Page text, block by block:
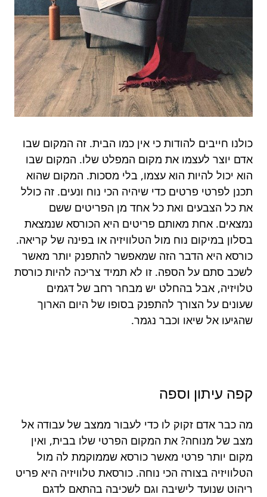
כולנו חייבים להודות כי אין כמו הבית. זה המקום שבו
אדם יוצר לעצמו את מקום המפלט שלו. המקום שבו
הוא יכול להיות הוא עצמו, בלי מסכות. המקום שהוא
תכנן לפרטי פרטים כדי שיהיה הכי נוח ונעים. זה כולל
את כל הצבעים ואת כל אחד מן הפריטים ששם
נמצאים. אחת מאותם פריטים היא הכורסא שנמצאת
בסלון במיקום נוח מול הטלוויזיה או בפינה של קריאה.
כורסא היא הדבר הזה שמאפשר להתפנק יותר מאשר
לשכב סתם על הספה. זו לא תמיד צריכה להיות כורסת
טלויזיה, אבל בהחלט יש מבחר רחב של דגמים
שעונים על הצורך להתפנק בסופו של היום הארוך
שהגיעו אל שיאו וכבר נגמר.
קפה עיתון וספה
מה כבר אדם זקוק לו כדי לעבור ממצב של עבודה אל
מצב של מנוחה? את המקום הפרטי שלו בבית, ואין
מקום יותר פרטי מאשר כורסא שממוקמת לה מול
הטלוויזיה בצורה הכי נוחה. כורסאת טלוויזיה היא פריט
ריהוט שנועד לישיבה וגם לשכיבה בהתאם לדגם